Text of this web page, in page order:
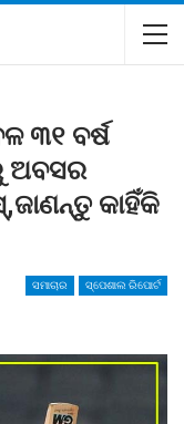
୩୧ ବର୍ଷ
ଅବସର
କାହିଁକି
ସମାଚାର ସ୍ପେଶାଲ ରିପୋର୍ଟ